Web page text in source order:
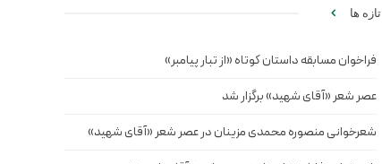
تازه ها
فراخوان مسابقه داستان کوتاه «از تبار پیامبر»
عصر شعر «آقای شهید» برگزار شد
شعرخوانی منصوره محمدی مزینان در عصر شعر «آقای شهید»